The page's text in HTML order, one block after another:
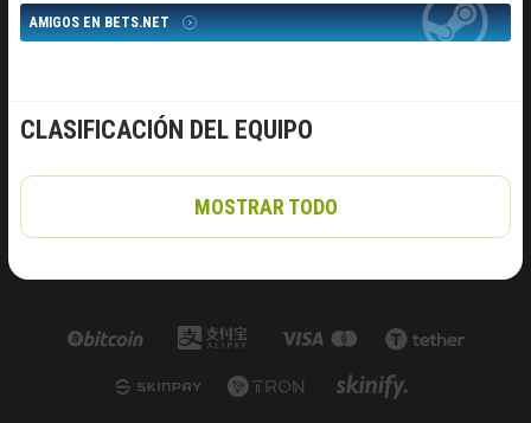
AMIGOS EN BETS.NET
CLASIFICACIÓN DEL EQUIPO
MOSTRAR TODO